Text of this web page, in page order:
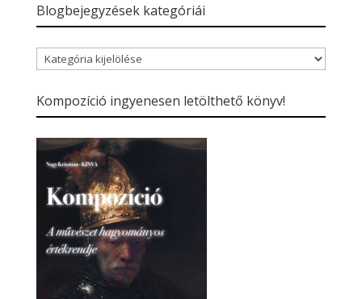
Blogbejegyzések kategóriái
Blogbejegyzések
kategóriái
Kompozíció ingyenesen letölthető könyv!